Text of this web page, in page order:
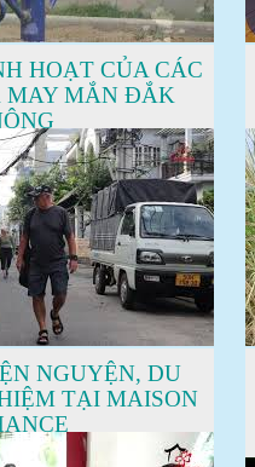
HOẠT CỦA CÁC
MAY MẮN ĐẮK
NGUYỆN, DU
TẠI MAISON